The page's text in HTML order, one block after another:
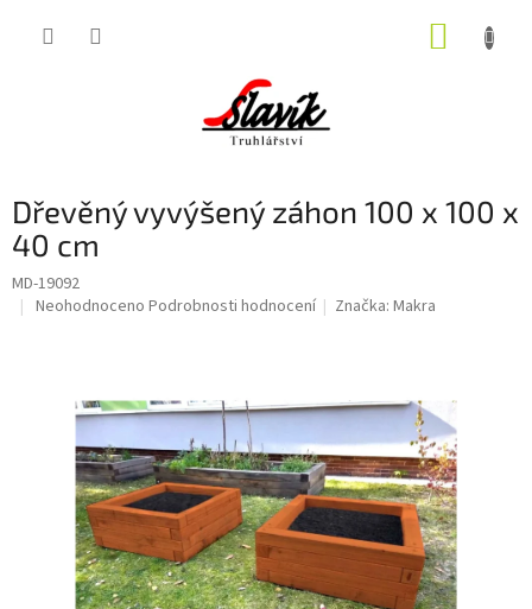
Dřevěný vyvýšený záhon 100 x 100 x
40 cm
MD-19092
Průměrné
hvězdiček.
Neohodnoceno Podrobnosti hodnocení Značka:Makra